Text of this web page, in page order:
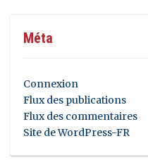
Méta
Connexion
Flux des publications
Flux des commentaires
Site de WordPress-FR